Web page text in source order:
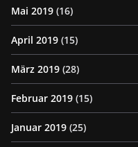
Mai 2019 (16)
April 2019 (15)
März 2019 (28)
Februar 2019 (15)
Januar 2019 (25)